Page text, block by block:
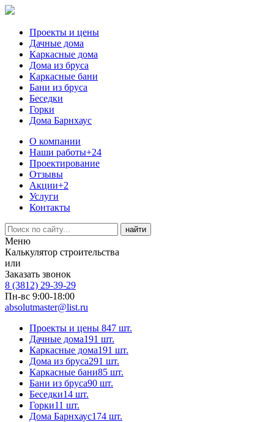
Проекты и цены
Дачные дома
Каркасные дома
Дома из бруса
Каркасные бани
Бани из бруса
Беседки
Горки
Дома Барнхаус
О компании
Наши работы+24
Проектирование
Отзывы
Акции+2
Услуги
Контакты
Меню
Калькулятор строительства
или
Заказать звонок
8 (3812) 29-39-29
Пн-вс 9:00-18:00
absolutmaster@list.ru
Проекты и цены 847 шт.
Дачные дома191 шт.
Каркасные дома191 шт.
Дома из бруса291 шт.
Каркасные бани85 шт.
Бани из бруса90 шт.
Беседки14 шт.
Горки11 шт.
Дома Барнхаус174 шт.